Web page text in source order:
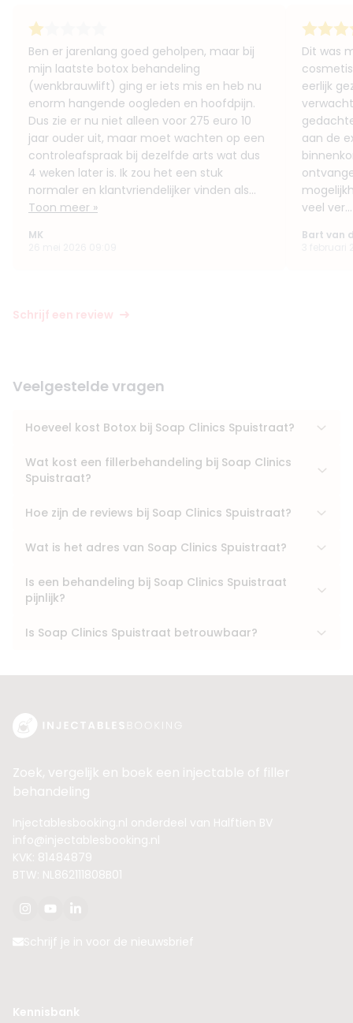
Ben er jarenlang goed geholpen, maar bij
mijn laatste botox behandeling
(wenkbrauwlift) ging er iets mis en heb nu
enorm hangende oogleden en hoofdpijn.
Dus zie er nu niet alleen voor 275 euro 10
jaar ouder uit, maar moet wachten op een
controleafspraak bij dezelfde arts wat dus
4 weken later is. Ik zou het een stuk
normaler en klantvriendelijker vinden als...
Toon meer »
MK
Dit was
eerlijk
aan de
veel
Bart van
Schrijf een review
Veelgestelde vragen
Hoeveel kost Botox bij Soap Clinics Spuistraat?
Wat kost een fillerbehandeling bij Soap Clinics
Spuistraat?
Hoe zijn de reviews bij Soap Clinics Spuistraat?
Wat is het adres van Soap Clinics Spuistraat?
Is een behandeling bij Soap Clinics Spuistraat
pijnlijk?
Is Soap Clinics Spuistraat betrouwbaar?
Zoek, vergelijk en boek een injectable of filler
behandeling
Injectablesbooking.nl onderdeel van Halftien BV
info@injectablesbooking.nl
KVK: 81484879
BTW: NL862111808B01
Schrijf je in voor de nieuwsbrief
Kennisbank